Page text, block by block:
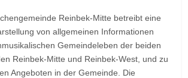
Reinbek-Mitte betreibt eine
von allgemeinen Informationen
Gemeindeleben der beiden
Reinbek-Mitte und Reinbek-West, und zu
Angeboten in der Gemeinde. Die